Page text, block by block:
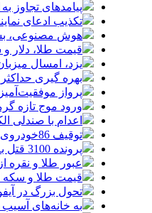
پیامدهای تجاوز به ایران؛ زیان حدود
تکذیب ادعای
هوش مصنوعی، بستر وقوع 55درصد
قیمت طلا، دلار و سکه امروز
یزد، امسال
بهره گیری
پرواز
ورود موج تازه
اعدام با صندلی
توقیف 86خودروی لوکس، 187 قطعه زمین و 86 آپارتمان تراستی‌ها
پرونده 3100 قتل به صلح و سازش ختم شد
عبور طلا و نقره
قیمت طلا و سکه امروز پنجشنبه
تحول بزرگ در آیفون ۱۸ پرو/ سه قابلیت رویایی که بالاخره به حقیقت
به خانه‌های